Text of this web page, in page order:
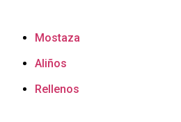
Mostaza
Aliños
Rellenos